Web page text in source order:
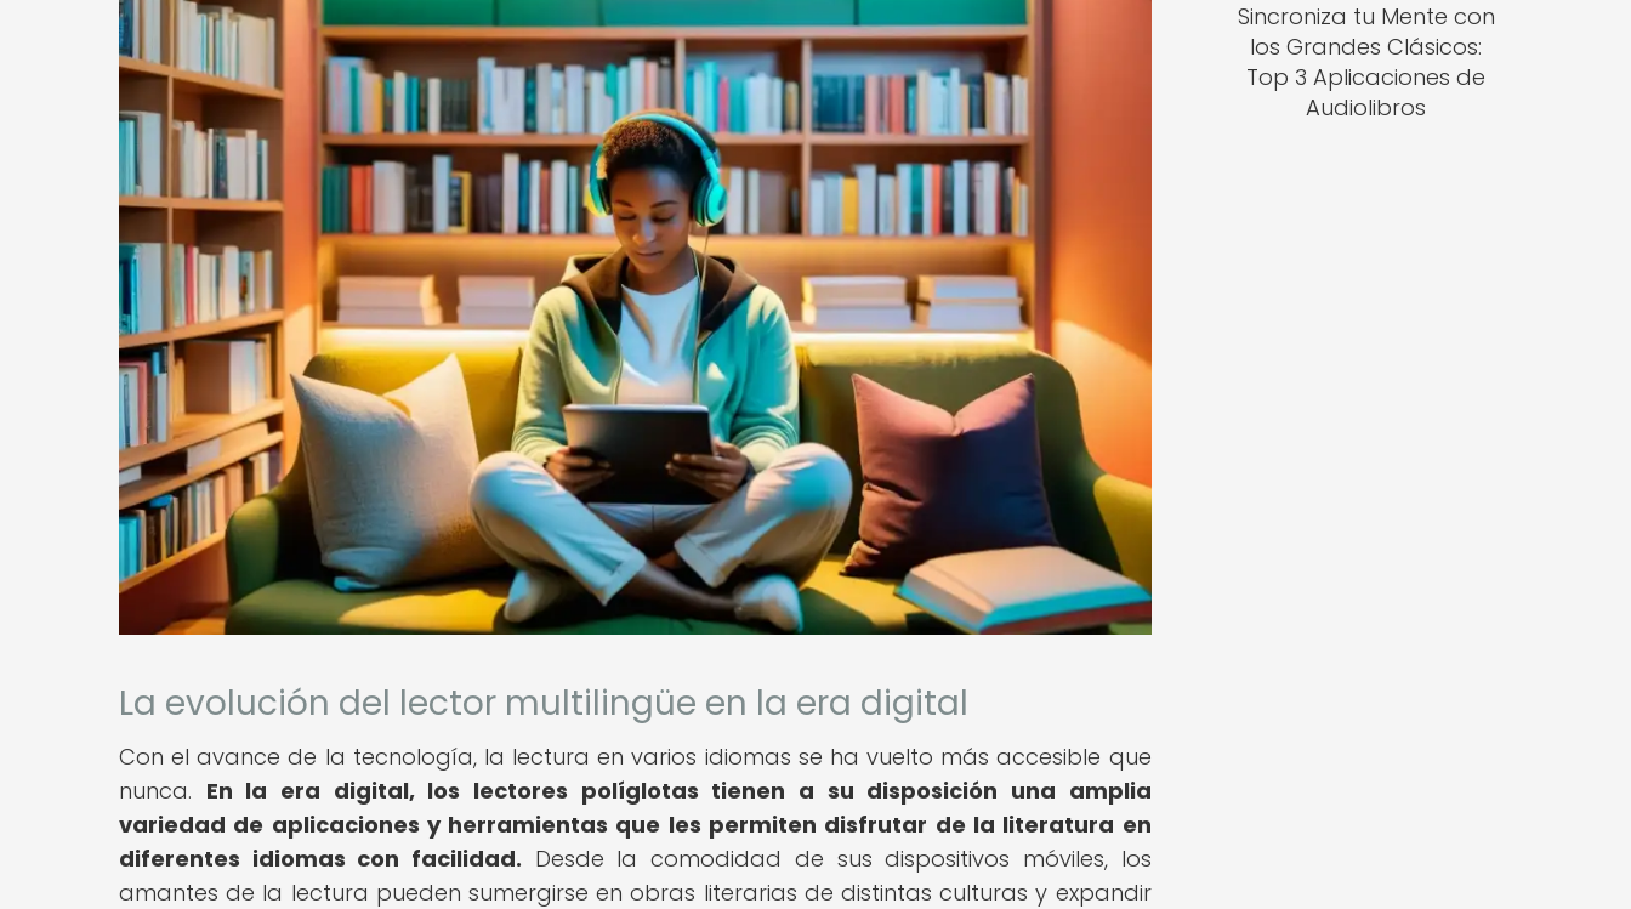
La evolución del lector multilingüe en la era digital
Con el avance de la tecnología, la lectura en varios idiomas se ha vuelto más accesible que
nunca. En la era digital, los lectores políglotas tienen a su disposición una amplia
variedad de aplicaciones y herramientas que les permiten disfrutar de la literatura en
diferentes idiomas con facilidad. Desde la comodidad de sus dispositivos móviles, los
amantes de la lectura pueden sumergirse en obras literarias de distintas culturas y expandir
Sincroniza tu Mente con
los Grandes Clásicos:
Top 3 Aplicaciones de
Audiolibros